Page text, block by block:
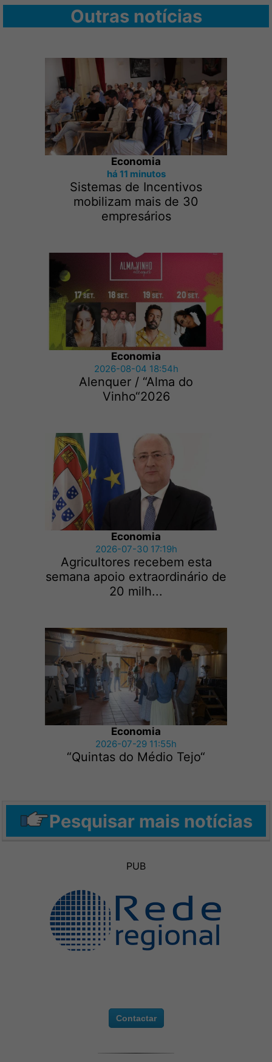
Outras notícias
Economia
há 11 minutos
Sistemas de Incentivos
mobilizam mais de 30
empresários
Economia
2026-08-04 18:54h
Alenquer / “Alma do
Vinho“2026
Economia
2026-07-30 17:19h
Agricultores recebem esta
semana apoio extraordinário de
20 milh...
Economia
2026-07-29 11:55h
“Quintas do Médio Tejo“
Pesquisar mais notícias
PUB
Contactar